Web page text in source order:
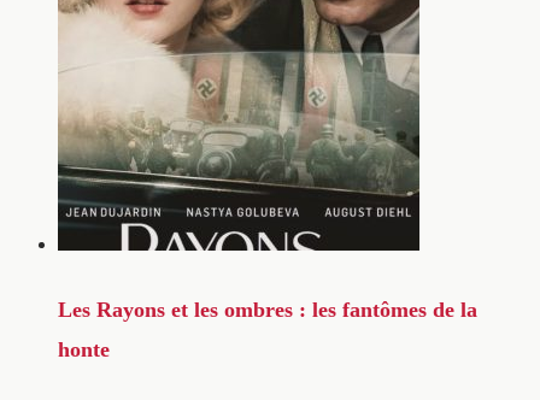
Les Rayons et les ombres : les fantômes de la
honte